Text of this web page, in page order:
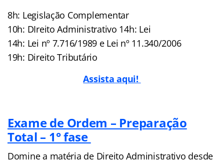
8h: Legislação Complementar
10h: DIreito Administrativo 14h: Lei
14h: Lei nº 7.716/1989 e Lei nº 11.340/2006
19h: Direito Tributário
Assista aqui!
Exame de Ordem – Preparação
Total – 1° fase
Domine a matéria de Direito Administrativo desde